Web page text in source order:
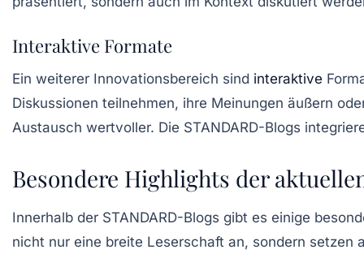
Interaktive Formate
Ein weiterer Innovationsbereich sind interaktive
Diskussionen teilnehmen, ihre Meinungen äußern
Austausch wertvoller. Die STANDARD-Blogs
Besondere Highlights der
Innerhalb der STANDARD-Blogs gibt es einige
nicht nur eine breite Leserschaft an, sondern